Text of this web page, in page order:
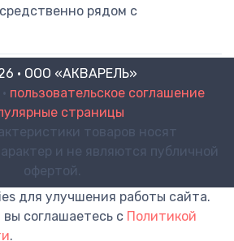
рядом с
· ООО «АКВАРЕЛЬ»
пользовательское соглашение
страницы
товаров носят
и не являются публичной
офертой.
для улучшения работы сайта.
соглашаетесь с Политикой
.